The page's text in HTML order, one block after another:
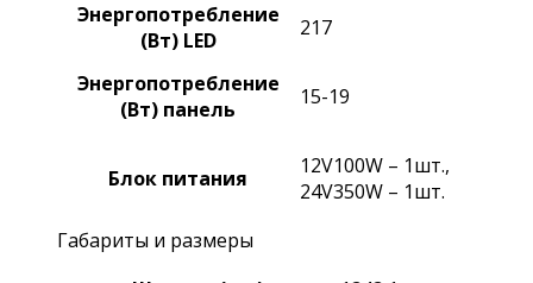
Энергопотребление
(Вт) LED
217
Энергопотребление
(Вт) панель
15-19
Блок питания
12V100W – 1шт.,
24V350W – 1шт.
Габариты и размеры